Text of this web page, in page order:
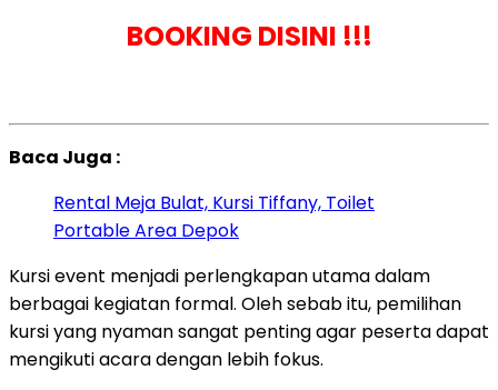
BOOKING DISINI !!!
Baca Juga :
Rental Meja Bulat, Kursi Tiffany, Toilet
Portable Area Depok
Kursi event menjadi perlengkapan utama dalam
berbagai kegiatan formal. Oleh sebab itu, pemilihan
kursi yang nyaman sangat penting agar peserta dapat
mengikuti acara dengan lebih fokus.